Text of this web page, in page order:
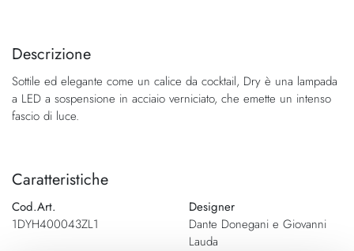
fine
galleria
di
immagini
della
di
immagini
Descrizione
Sottile ed elegante come un calice da cocktail, Dry è una lampada
a LED a sospensione in acciaio verniciato, che emette un intenso
fascio di luce.
Caratteristiche
Cod.Art.
1DYH400043ZL1
Designer
Dante Donegani e Giovanni
Lauda